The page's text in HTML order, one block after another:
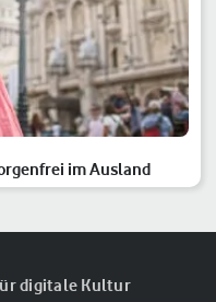
im Ausland
digitale Kultur